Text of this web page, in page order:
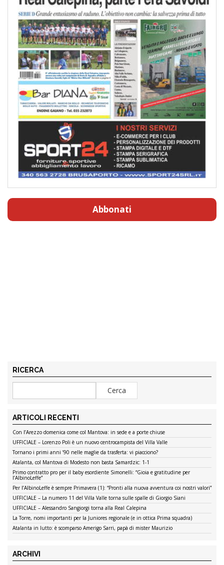
Abbonati
RICERCA
ARTICOLI RECENTI
Con l’Arezzo domenica come col Mantova: in sede e a porte chiuse
UFFICIALE – Lorenzo Poli è un nuovo centrocampista del Villa Valle
Tornano i primi anni ’90 nelle maglie da trasferta: vi piacciono?
Atalanta, col Mantova di Modesto non basta Samardzic: 1-1
Primo contratto pro per il baby esordiente Simonelli: “Gioia e gratitudine per
l’AlbinoLeffe”
Per l’AlbinoLeffe è sempre Primavera (1): “Pronti alla nuova avventura coi nostri valori”
UFFICIALE – La numero 11 del Villa Valle torna sulle spalle di Giorgio Siani
UFFICIALE – Alessandro Sangiorgi torna alla Real Calepina
La Torre, nomi importanti per la Juniores regionale (e in ottica Prima squadra)
Atalanta in lutto: è scomparso Amerigo Sarri, papà di mister Maurizio
ARCHIVI